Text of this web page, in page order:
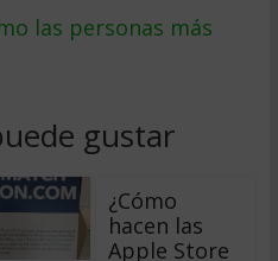
las personas más
gustar
¿Cómo
hacen las
Apple Store